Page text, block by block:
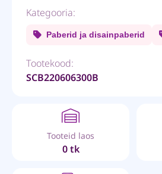
Kategooria:
Paberid ja disainpaberid
Tootekood:
SCB220606300B
Tooteid laos
0 tk